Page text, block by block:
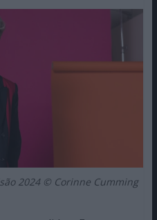
2024 © Corinne Cumming